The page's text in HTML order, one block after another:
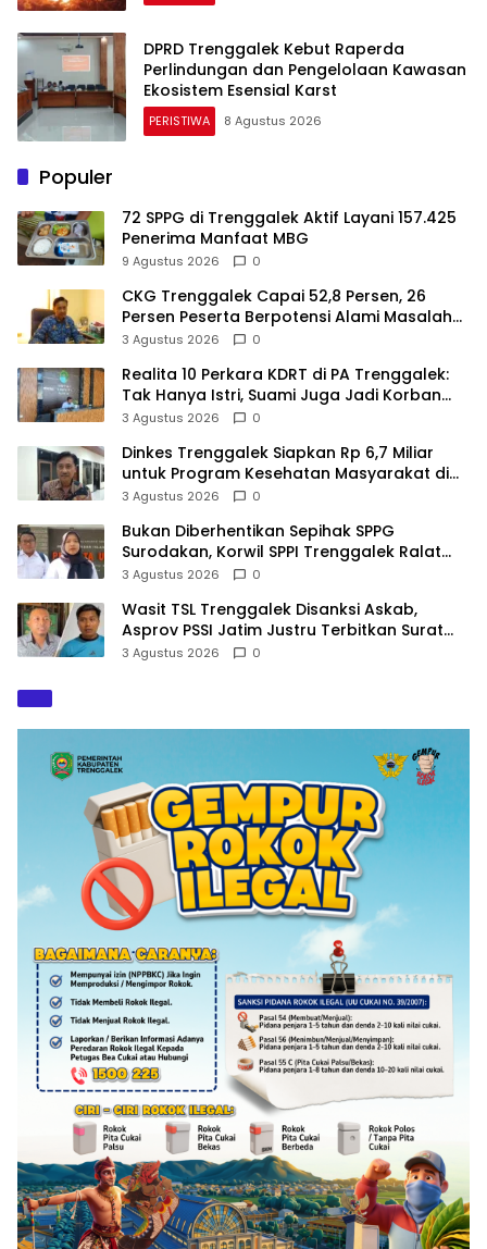
DPRD Trenggalek Kebut Raperda
Perlindungan dan Pengelolaan Kawasan
Ekosistem Esensial Karst
PERISTIWA 8 Agustus 2026
Populer
72 SPPG di Trenggalek Aktif Layani 157.425
Penerima Manfaat MBG
9 Agustus 2026 0
CKG Trenggalek Capai 52,8 Persen, 26
Persen Peserta Berpotensi Alami Masalah
Kejiwaan
3 Agustus 2026 0
Realita 10 Perkara KDRT di PA Trenggalek:
Tak Hanya Istri, Suami Juga Jadi Korban
Kekerasan
3 Agustus 2026 0
Dinkes Trenggalek Siapkan Rp 6,7 Miliar
untuk Program Kesehatan Masyarakat di
2027
3 Agustus 2026 0
Bukan Diberhentikan Sepihak SPPG
Surodakan, Korwil SPPI Trenggalek Ralat
Pernyataan Soal Permata Umat Tolak MBG
3 Agustus 2026 0
Wasit TSL Trenggalek Disanksi Askab,
Asprov PSSI Jatim Justru Terbitkan Surat
Tugas di Hari yang Sama
3 Agustus 2026 0